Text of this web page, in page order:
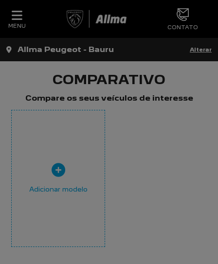
MENU CONTATO
Allma Peugeot - Bauru Alterar
COMPARATIVO
Compare os seus veículos de interesse
Adicionar modelo